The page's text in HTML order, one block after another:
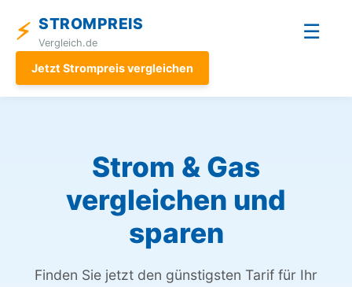
⚡ STROMPREIS
Vergleich.de ☰
Jetzt Strompreis vergleichen
Strom & Gas
vergleichen und
sparen
Finden Sie jetzt den günstigsten Tarif für Ihr